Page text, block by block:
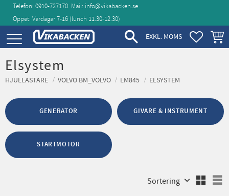
Meny
Telefon: 0910-727170 Mail: info@vikabacken.se
Öppet: Vardagar 7-16 (lunch 11.30‑12.30)
EXKL. MOMS
Elsystem
HJULLASTARE VOLVO BM_VOLVO LM845 ELSYSTEM
GENERATOR GIVARE & INSTRUMENT
STARTMOTOR